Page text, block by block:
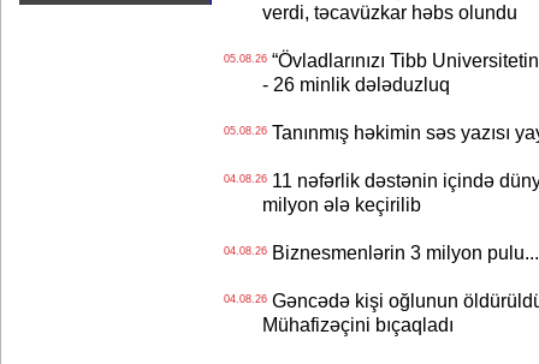
verdi, təcavüzkar həbs olundu
05.08.26“Övladlarınızı Tibb
- 26 minlik dələduzluq
05.08.26Tanınmış həkimin səs yazısı
04.08.2611 nəfərlik dəstənin içində
milyon ələ keçirilib
04.08.26Biznesmenlərin 3 milyon
04.08.26Gəncədə kişi oğlunun
Mühafizəçini bıçaqladı